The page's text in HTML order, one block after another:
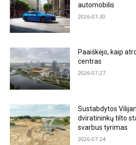
automobilis
2026-07-30
Paaiškėjo, kaip
centras
2026-07-27
Sustabdytos
dviratininkų tilto
svarbus tyrimas
2026-07-24